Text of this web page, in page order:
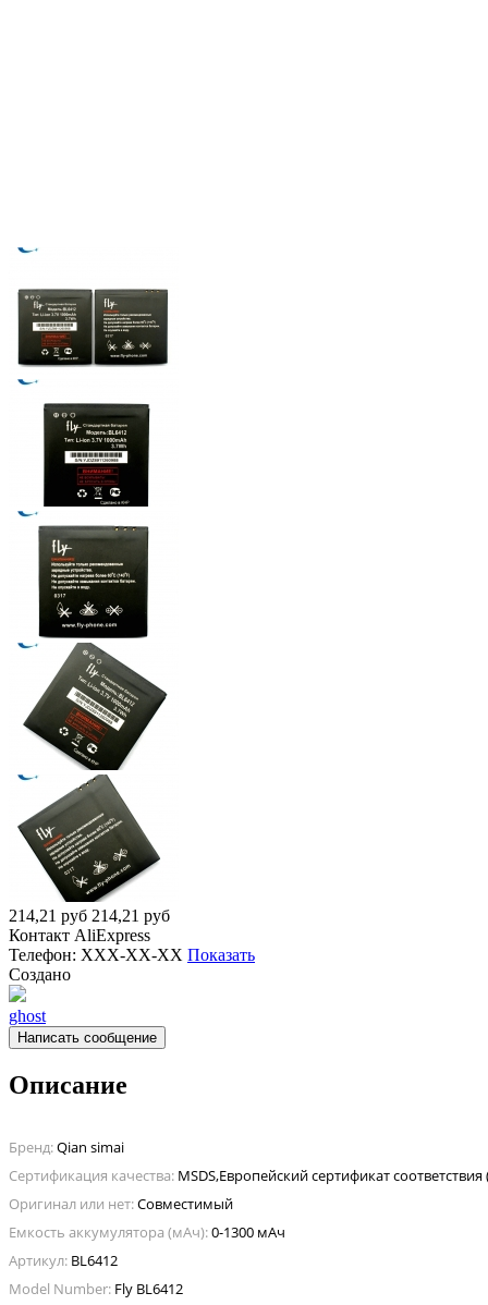
214,21 руб 214,21 руб
Контакт AliExpress
Телефон: XXX-XX-XX Показать
Создано
ghost
Написать сообщение
Описание
Бренд:Qian simai
Сертификация качества:
Оригинал или нет:Совместимый
Емкость аккумулятора (мАч):0-1300 мАч
Артикул: BL6412
Model Number: Fly BL6412